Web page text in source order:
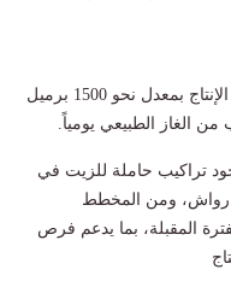
8-تم وضع البئر الاستكشافي GPF-1X على الإنتاج بمعدل نحو 1500 برميل
الغاز الطبيعي يومياً.
تراكيب حاملة للزيت في
رواش، ومن المخطط
المقبلة، بما يدعم فرص